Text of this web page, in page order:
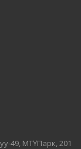
49, МТҮПарк, 201